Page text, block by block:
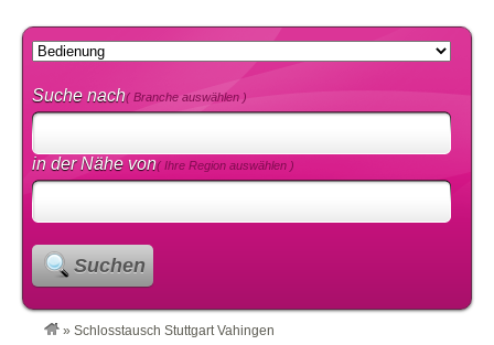
Suche nach( Branche auswählen )
in der Nähe von( Ihre Region auswählen )
Suchen
» Schlosstausch Stuttgart Vahingen